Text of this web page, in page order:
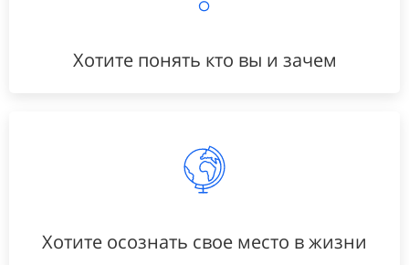
Хотите понять кто вы и зачем
Хотите осознать свое место в жизни